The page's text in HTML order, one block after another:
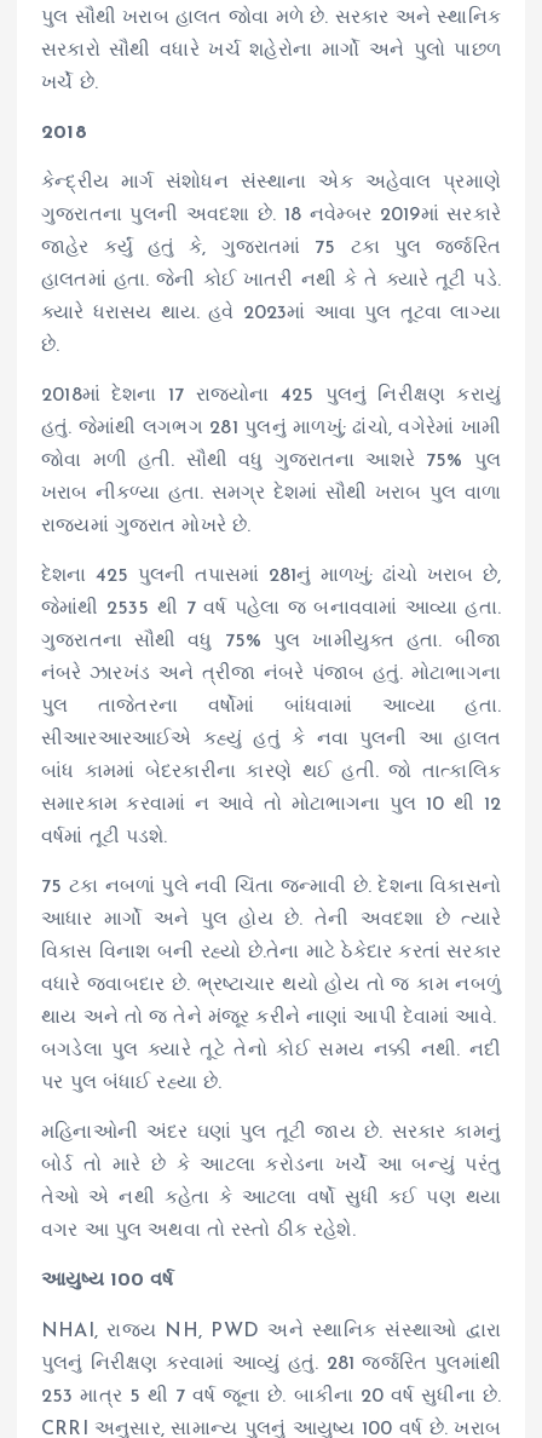
પુલ સૌથી ખરાબ હાલત જોવા મળે છે. સરકાર અને સ્થાનિક
સરકારો સૌથી વધારે ખર્ચ શહેરોના માર્ગો અને પુલો પાછળ
ખર્ચે છે.
2018
કેન્દ્રીય માર્ગ સંશોધન સંસ્થાના એક અહેવાલ પ્રમાણે
ગુજરાતના પુલની અવદશા છે. 18 નવેમ્બર 2019માં સરકારે
જાહેર કર્યું હતું કે, ગુજરાતમાં 75 ટકા પુલ જર્જરિત
હાલતમાં હતા. જેની કોઈ ખાતરી નથી કે તે ક્યારે તૂટી પડે.
ક્યારે ધરાસય થાય. હવે 2023માં આવા પુલ તૂટવા લાગ્યા
છે.
2018માં દેશના 17 રાજ્યોના 425 પુલનું નિરીક્ષણ કરાયું
હતું. જેમાંથી લગભગ 281 પુલનું માળખું; ઢાંચો, વગેરેમાં ખામી
જોવા મળી હતી. સૌથી વધુ ગુજરાતના આશરે 75% પુલ
ખરાબ નીકળ્યા હતા. સમગ્ર દેશમાં સૌથી ખરાબ પુલ વાળા
રાજ્યમાં ગુજરાત મોખરે છે.
દેશના 425 પુલની તપાસમાં 281નું માળખું; ઢાંચો ખરાબ છે,
જેમાંથી 2535 થી 7 વર્ષ પહેલા જ બનાવવામાં આવ્યા હતા.
ગુજરાતના સૌથી વધુ 75% પુલ ખામીયુક્ત હતા. બીજા
નંબરે ઝારખંડ અને ત્રીજા નંબરે પંજાબ હતું. મોટાભાગના
પુલ તાજેતરના વર્ષોમાં બાંધવામાં આવ્યા હતા.
સીઆરઆરઆઈએ કહ્યું હતું કે નવા પુલની આ હાલત
બાંધ કામમાં બેદરકારીના કારણે થઈ હતી. જો તાત્કાલિક
સમારકામ કરવામાં ન આવે તો મોટાભાગના પુલ 10 થી 12
વર્ષમાં તૂટી પડશે.
75 ટકા નબળાં પુલે નવી ચિંતા જન્માવી છે. દેશના વિકાસનો
આધાર માર્ગો અને પુલ હોય છે. તેની અવદશા છે ત્યારે
વિકાસ વિનાશ બની રહ્યો છે.તેના માટે ઠેકેદાર કરતાં સરકાર
વધારે જવાબદાર છે. ભ્રષ્ટાચાર થયો હોય તો જ કામ નબળું
થાય અને તો જ તેને મંજૂર કરીને નાણાં આપી દેવામાં આવે.
બગડેલા પુલ ક્યારે તૂટે તેનો કોઈ સમય નક્કી નથી. નદી
પર પુલ બંધાઈ રહ્યા છે.
મહિનાઓની અંદર ઘણાં પુલ તૂટી જાય છે. સરકાર કામનું
બોર્ડ તો મારે છે કે આટલા કરોડના ખર્ચે આ બન્યું પરંતુ
તેઓ એ નથી કહેતા કે આટલા વર્ષો સુધી કઈ પણ થયા
વગર આ પુલ અથવા તો રસ્તો ઠીક રહેશે.
આયુષ્ય 100 વર્ષ
NHAI, રાજ્ય NH, PWD અને સ્થાનિક સંસ્થાઓ દ્વારા
પુલનું નિરીક્ષણ કરવામાં આવ્યું હતું. 281 જર્જરિત પુલમાંથી
253 માત્ર 5 થી 7 વર્ષ જૂના છે. બાકીના 20 વર્ષ સુધીના છે.
CRRI અનુસાર, સામાન્ય પુલનું આયુષ્ય 100 વર્ષ છે. ખરાબ